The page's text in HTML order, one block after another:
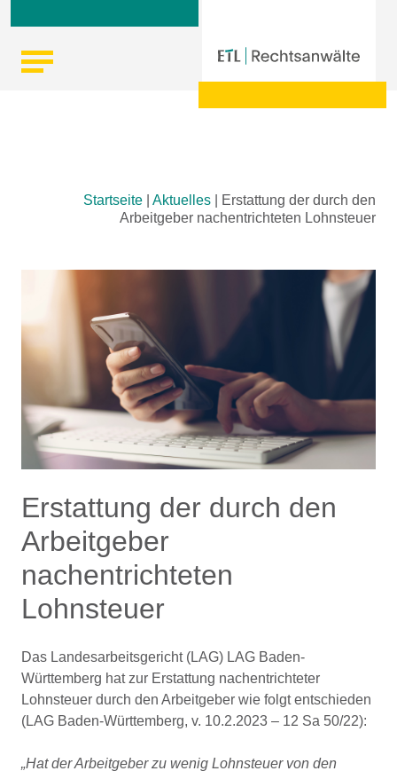
Startseite Aktuelles
Erstattung der durch den
Arbeitgeber nachentrichteten Lohnsteuer
Erstattung der durch den
Arbeitgeber
nachentrichteten
Lohnsteuer
Das Landesarbeitsgericht (LAG) LAG Baden-
Württemberg hat zur Erstattung nachentrichteter
Lohnsteuer durch den Arbeitgeber wie folgt entschieden
(LAG Baden-Württemberg, v. 10.2.2023 – 12 Sa 50/22):
„Hat der Arbeitgeber zu wenig Lohnsteuer von den